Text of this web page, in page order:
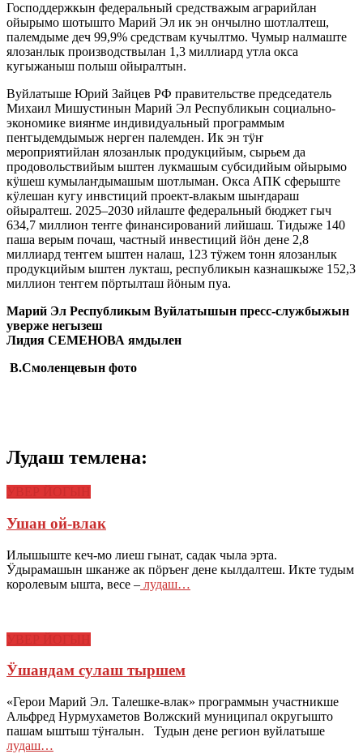
Господдержкын федеральный средстважым аграрийлан
ойырымо шотышто Марий Эл ик эн ончылно шотлалтеш,
палемдыме деч 99,9% средствам кучылтмо. Чумыр налмаште
ялозанлык производствылан 1,3 миллиард утла окса
кугыжаныш полыш ойыралтын.
Вуйлатыше Юрий Зайцев РФ правительстве председатель
Михаил Мишустинын Марий Эл Республикын социально-
экономике вияҥме индивидуальный программым
пеҥгыдемдымыж нерген палемден. Ик эн тӱҥ
мероприятийлан ялозанлык продукцийым, сырьем да
продовольствийым ыштен лукмашым субсидийым ойырымо
кӱшеш кумылаҥдымашым шотлыман. Окса АПК сферыште
кӱлешан кугу инвстиций проект-влакым шыҥдараш
ойыралтеш. 2025–2030 ийлаште федеральный бюджет гыч
634,7 миллион теҥге финансирований лийшаш. Тидыже 140
паша верым почаш, частный инвестиций йӧн дене 2,8
миллиард теҥгем ыштен налаш, 123 тӱжем тонн ялозанлык
продукцийым ыштен лукташ, республикын казнашкыже 152,3
миллион теҥгем пӧртылташ йӧным пуа.
Марий Эл Республикым Вуйлатышын пресс-службыжын
уверже негызеш
Лидия СЕМЕНОВА ямдылен
В.Смоленцевын фото
Лудаш темлена:
Ушан ой-влак
Илышыште кеч-мо лиеш гынат, садак чыла эрта.
Ӱдырамашын шканже ак пӧръеҥ дене кылдалтеш. Икте тудым
королевым ышта, весе – лудаш…
Ӱшандам сулаш тыршем
«Герои Марий Эл. Талешке-влак» программын участникше
Альфред Нурмухаметов Волжский муниципал округышто
пашам ыштыш тӱҥалын. Тудын дене регион вуйлатыше
лудаш…